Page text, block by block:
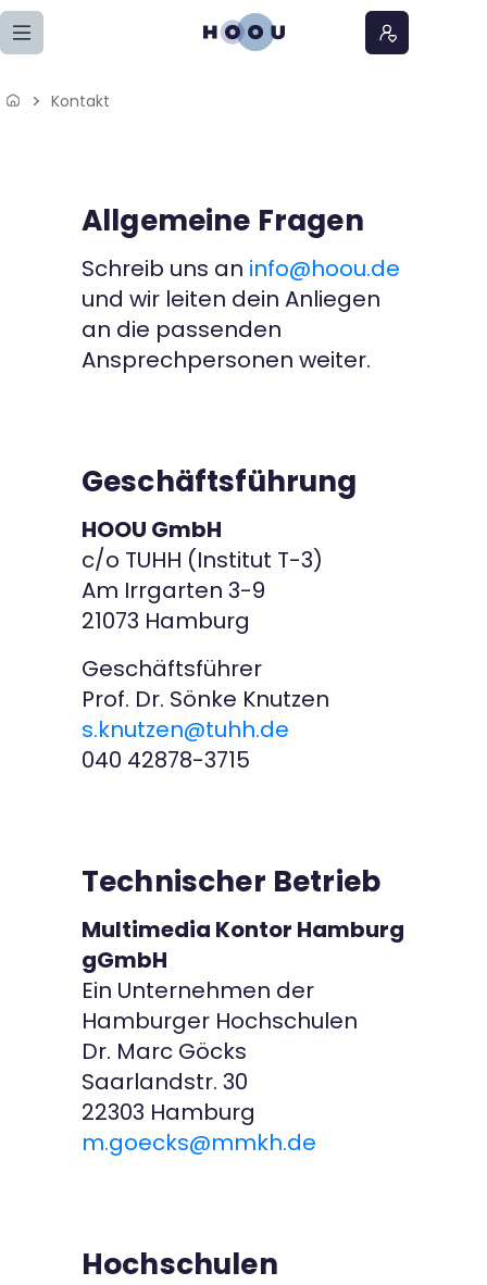
Zum Seiteninhalt springen
Home
Podcasts
Meine Lernangebote
Über uns
Kontakt
Kontakt
KontaktAllgemeine Fragen
Schreib uns an info@hoou.de
und wir leiten dein Anliegen
an die passenden
Ansprechpersonen weiter.
Geschäftsführung
HOOU GmbH
c/o TUHH (Institut T-3)
Am Irrgarten 3-9
21073 Hamburg
Geschäftsführer
Prof. Dr. Sönke Knutzen
s.knutzen@tuhh.de
040 42878-3715
Technischer Betrieb
Multimedia Kontor Hamburg
gGmbH
Ein Unternehmen der
Hamburger Hochschulen
Dr. Marc Göcks
Saarlandstr. 30
22303 Hamburg
m.goecks@mmkh.de
Hochschulen